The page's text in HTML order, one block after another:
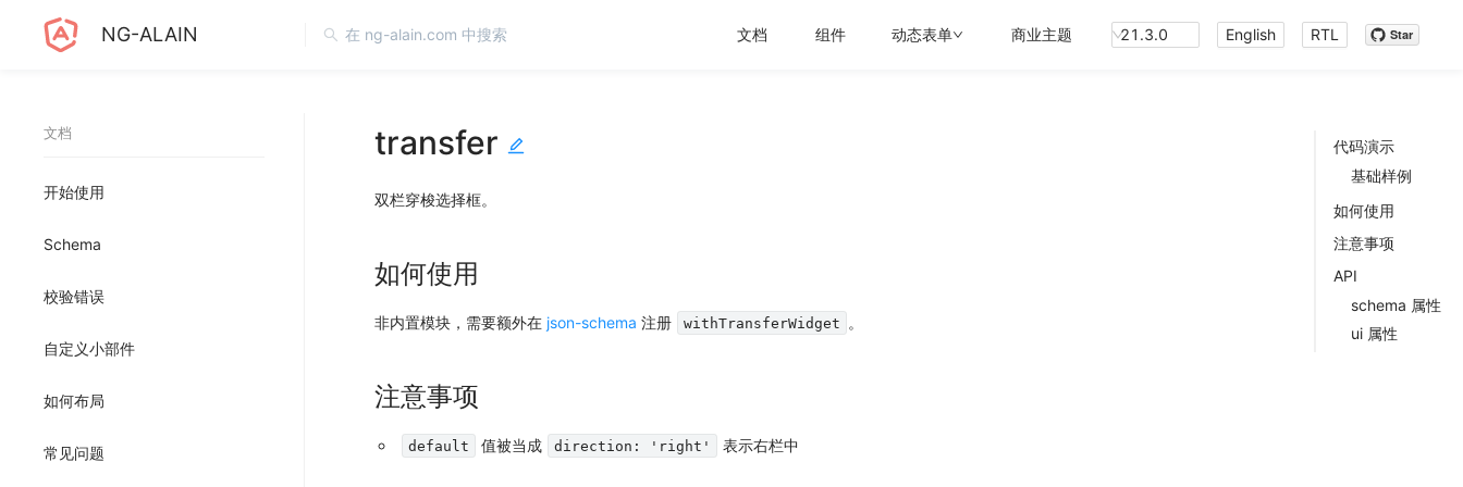
NG-ALAIN 文档 组件 动态表单 商业主题 21.3.0 English RTL Star
文档
开始使用
Schema
校验错误
自定义小部件
如何布局
常见问题
代码演示
基础样例
如何使用
注意事项
API
schema 属性
ui 属性
transfer
双栏穿梭选择框。
如何使用
非内置模块，需要额外在 json-schema 注册 withTransferWidget 。
注意事项
default 值被当成 direction: 'right' 表示右栏中